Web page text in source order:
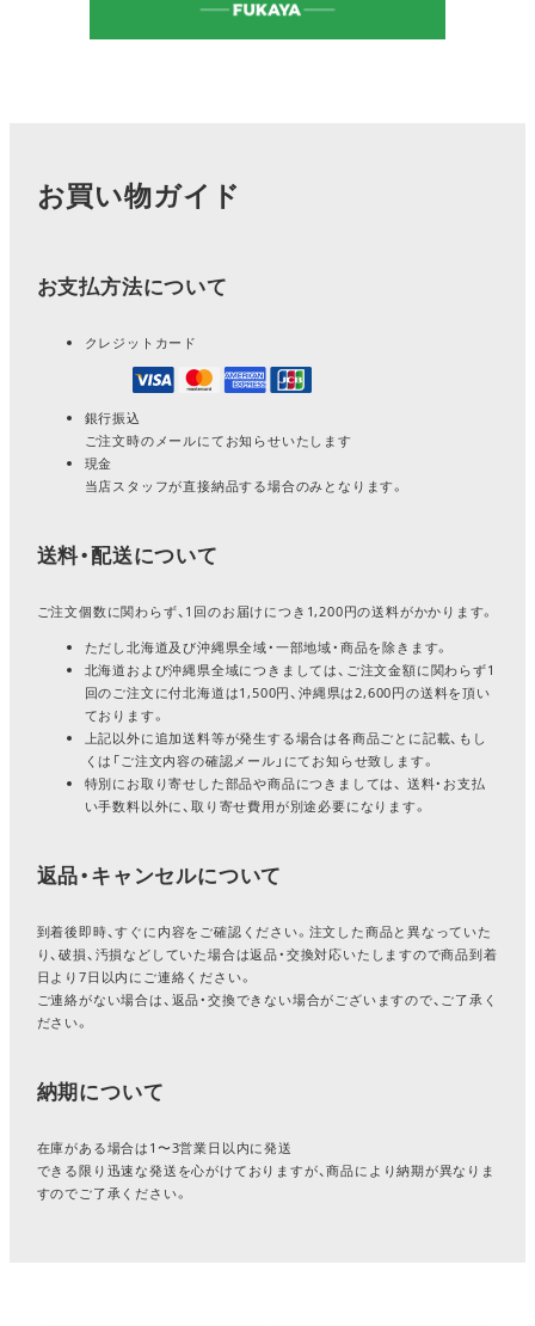
お買い物ガイド
お支払方法について
クレジットカード
銀行振込
ご注文時のメールにてお知らせいたします
現金
当店スタッフが直接納品する場合のみとなります。
送料・配送について
ご注文個数に関わらず、1回のお届けにつき1,200円の送料がかかります。
ただし北海道及び沖縄県全域・一部地域・商品を除きます。
北海道および沖縄県全域につきましては、ご注文金額に関わらず1
回のご注文に付北海道は1,500円、沖縄県は2,600円の送料を頂い
ております。
上記以外に追加送料等が発生する場合は各商品ごとに記載、もし
くは「ご注文内容の確認メール」にてお知らせ致します。
特別にお取り寄せした部品や商品につきましては、 送料・お支払
い手数料以外に、取り寄せ費用が別途必要になります。
返品・キャンセルについて
到着後即時、すぐに内容をご確認ください。注文した商品と異なっていた
り、破損、汚損などしていた場合は返品・交換対応いたしますので商品到着
日より7日以内にご連絡ください。
ご連絡がない場合は、返品・交換できない場合がございますので、ご了承く
ださい。
納期について
在庫がある場合は1〜3営業日以内に発送
できる限り迅速な発送を心がけておりますが、商品により納期が異なりま
すのでご了承ください。